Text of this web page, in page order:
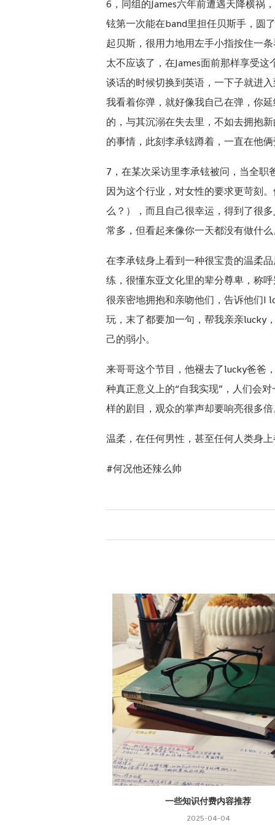
6，同组的James六年前遭遇天降横祸
铉第一次能在band里担任贝斯手，圆
起贝斯，很用力地用左手小指按住一
太不应该了，在James面前那样享受
谈话的时候切换到英语，一下子就进
我看着你弹，就好像我自己在弹，你
的，与其沉溺在失去里，不如去拥抱
的事情，此刻李承铉蹲着，一直在他
7，在某次采访里李承铉被问，当全
因为这个行业，对女性的要求更苛刻
么？），而且自己很幸运，得到了很
常多，但看起来像你一天都没有做什
在李承铉身上看到一种很宝贵的温柔
练，很懂东亚文化里的辈分尊卑，称
很亲密地拥抱和亲吻他们，告诉他们I
玩，末了都要加一句，帮我亲亲lucky
己的弱小。
来哥哥这个节目，他褪去了lucky爸爸
种真正意义上的“自我实现”，人们会
样的剧目，观众的掌声却要响亮很多
温柔，在任何男性，甚至任何人类身
#何况他还辣么帅
一些知识付费内容推荐
2025-04-04